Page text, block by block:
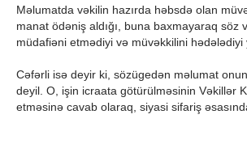
Məlumatda vəkilin hazırda həbsdə olan
manat ödəniş aldığı, buna baxmayaraq söz
müdafiəni etmədiyi və müvəkkilini hədələdiyi
Cəfərli isə deyir ki, sözügedən məlumat
deyil. O, işin icraata götürülməsinin Vəkillər
etməsinə cavab olaraq, siyasi sifariş